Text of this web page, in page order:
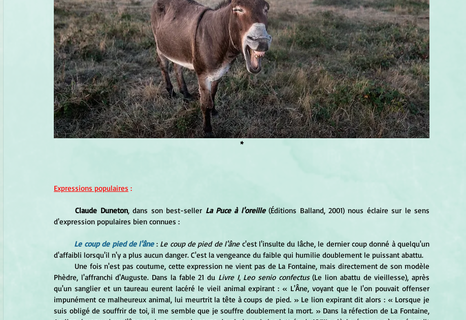
*
Expressions populaires :
Claude Duneton, dans son best-seller La Puce à l'oreille (Éditions Balland, 2001) nous éclaire sur le sens
d'expression populaires bien connues :
Le coup de pied de l'âne : Le coup de pied de l'âne c'est l'insulte du lâche, le dernier coup donné à quelqu'un
d'affaibli lorsqu'il n'y a plus aucun danger. C'est la vengeance du faible qui humilie doublement le puissant abattu.
Une fois n'est pas coutume, cette expression ne vient pas de La Fontaine, mais directement de son modèle
Phèdre, l'affranchi d'Auguste. Dans la fable 21 du Livre I, Leo senio confectus (Le lion abattu de vieillesse), après
qu'un sanglier et un taureau eurent lacéré le vieil animal expirant : « L'Âne, voyant que le l'on pouvait offenser
impunément ce malheureux animal, lui meurtrit la tête à coups de pied. » Le lion expirant dit alors : « Lorsque je